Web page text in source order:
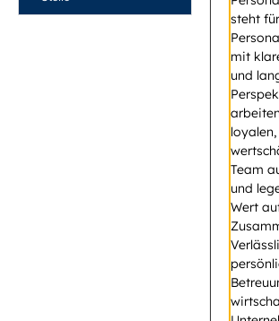
steht
mit
und
loyalen,
Team
und
Wert